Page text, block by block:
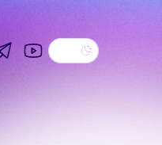
YouTube
Dark theme